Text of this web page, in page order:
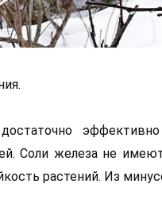
Соли железа не
растений. Из